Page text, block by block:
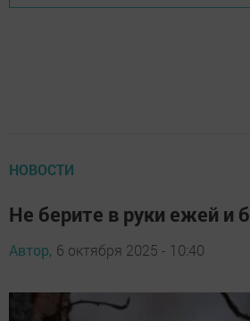
НОВОСТИ
Не берите в руки ежей и
Автор, 6 октября 2025 - 10:40